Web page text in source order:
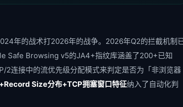
🔍 检测端: Google Safe
Layer 1 TLS指纹伪装引擎 (JA4+/JA3随机化 · ClientHello参数扰动 · 证书链指纹轮换)
OpenSSL 3.x fork + utls库 · 200+ 预置浏览器指纹模板 · 每次连接随机选择 · TLS Record
年的战术打2026年的战争。2026年Q2的拦截机制
Safe Browsing v5的JA4+指纹库涵盖了200+已知
2连接中的流优先级分配模式来判定是否为「非浏览器
Size分布+TCP拥塞窗口特征纳入了自动化判